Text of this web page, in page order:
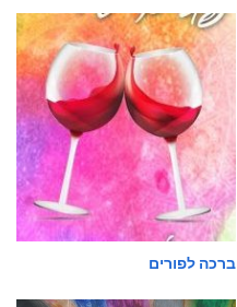
ברכה לפורים